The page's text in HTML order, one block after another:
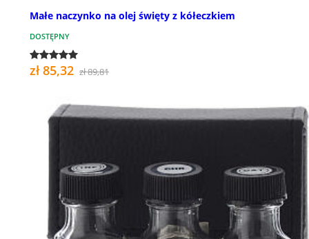
Małe naczynko na olej święty z kółeczkiem
DOSTĘPNY
zł 85,32 zł 89,81